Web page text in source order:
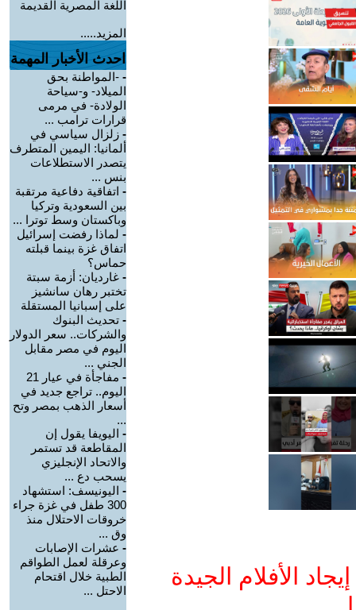
الأفلام الجيدة
اللغة المصرية القديمة
المزيد.....
احدث الأخبار المهمة
- -المواطنة بحق
الميلاد- و-سياحة
الولادة- في مرمى
قرارات ترامب ...
- زلزال سياسي في
ألمانيا: اليمين المتطرف
يتصدر الاستطلاعات
بنس ...
- اتفاقية دفاعية مرتقبة
بين السعودية وتركيا
وباكستان وسط توترا ...
- لماذا رفضت إسرائيل
اتفاق غزة بينما قبلته
حماس؟
- غارديان: أزمة سبتة
تختبر رهان سانشيز
على إسبانيا المستقلة
- تحديث البنوك
والشركات.. سعر الدولار
اليوم في مصر مقابل
الجني ...
-
مفاجأة في عيار 21
اليوم.. تراجع جديد في
أسعار الذهب بمصر وتح
...
- اليويفا يقول إن
المقاطعة قد تستمر
والاتحاد الإنجليزي
يسحب دع ...
- اليونيسف: استشهاد
300 طفل في غزة جراء
خروقات الاحتلال منذ
وق ...
- عشرات الإصابات
وعرقلة لعمل الطواقم
الطبية خلال اقتحام
الاحتل ...